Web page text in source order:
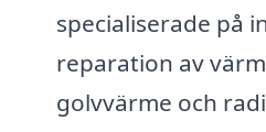
specialiserade på
reparation av
golvvärme och